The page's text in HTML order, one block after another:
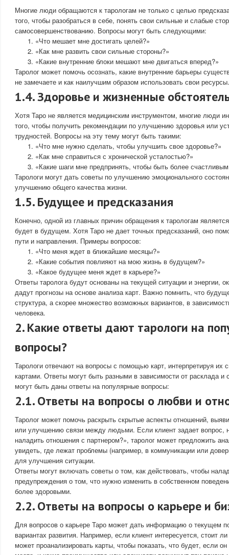
Многие люди обращаются к тарологам не только с целью
того, чтобы разобраться в себе, понять свои сильные и слабые
самосовершенствованию. Вопросы могут быть следующими:
«Что мешает мне достигать целей?»
«Как мне развить свои сильные стороны?»
«Какие внутренние блоки мешают мне двигаться вперед?»
Таролог может помочь осознать, какие внутренние барьеры
не замечаете и как наилучшим образом использовать свои ресурсы.
1.4. Здоровье и жизненные
Хотя Таро не является медицинским инструментом, многие люди
того, чтобы получить рекомендации по улучшению здоровья или
трудностей. Вопросы на эту тему могут быть такими:
«Что мне нужно сделать, чтобы улучшить свое здоровье?»
«Как мне справиться с хронической усталостью?»
«Какие шаги мне предпринять, чтобы быть более
Тарологи могут дать советы по улучшению эмоционального
улучшению общего качества жизни.
1.5. Будущее и предсказания
Конечно, одной из главных причин обращения к тарологам
будет в будущем. Хотя Таро не дает точных предсказаний, оно
пути и направления. Примеры вопросов:
«Что меня ждет в ближайшие месяцы?»
«Какие события повлияют на мою жизнь в будущем?»
«Какое будущее меня ждет в карьере?»
Ответы таролога будут основаны на текущей ситуации и энергии,
дадут прогнозы на основе анализа карт. Важно помнить, что
структура, а скорее множество возможных вариантов, в
человека.
2. Какие ответы дают тарологи на
вопросы?
Тарологи отвечают на вопросы с помощью карт, интерпретируя их
картами. Ответы могут быть разными в зависимости от расклада и
могут быть даны ответы на популярные вопросы:
2.1. Ответы на вопросы о любви и
Таролог может помочь раскрыть скрытые аспекты отношений,
или улучшению связи между людьми. Если клиент задает вопрос,
наладить отношения с партнером?», таролог может предложить
увидеть, где лежат проблемы (например, в коммуникации или
для улучшения ситуации.
Ответы могут включать советы о том, как действовать, чтобы
предупреждения о том, что нужно изменить в собственном
более здоровыми.
2.2. Ответы на вопросы о карьере и
Для вопросов о карьере Таро может дать информацию о текущем
вариантах развития. Например, если клиент интересуется, стоит
может проанализировать карты, чтобы показать, что будет, если